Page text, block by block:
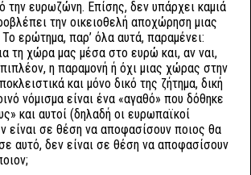
ευρωζώνη. Επίσης, δεν υπάρχει καμιά
την οικειοθελή αποχώρηση μιας
ερώτημα, παρ’ όλα αυτά, παραμένει:
τη χώρα μας μέσα στο ευρώ και, αν ναι,
η παραμονή ή όχι μιας χώρας στην
και μόνο δικό της ζήτημα, δική
νόμισμα είναι ένα «αγαθό» που δόθηκε
και αυτοί (δηλαδή οι ευρωπαϊκοί
είναι σε θέση να αποφασίσουν ποιος θα
αυτό, δεν είναι σε θέση να αποφασίσουν